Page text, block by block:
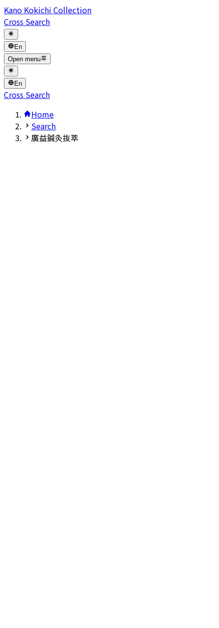
Kano Kokichi Collection
Cross Search
En
Open menu
En
Cross Search
Home
Search
廣益鍼灸抜萃